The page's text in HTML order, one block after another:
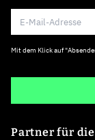
Mit dem Klick auf
Partner für